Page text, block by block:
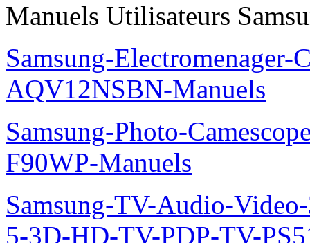
Manuels Utilisateurs
Samsung-Electromenager-
AQV12NSBN-Manuels
Samsung-Photo-
F90WP-Manuels
Samsung-TV-Audio-
5-3D-HD-TV-PDP-TV-